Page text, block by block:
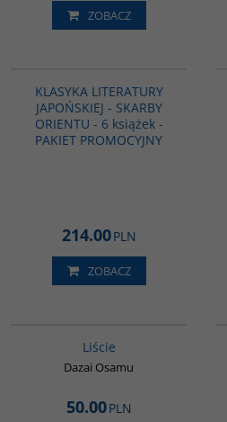
ZOBACZ
KLASYKA LITERATURY
JAPOŃSKIEJ - SKARBY
ORIENTU - 6 książek -
PAKIET PROMOCYJNY
214.00PLN
ZOBACZ
Liście
Dazai Osamu
50.00PLN